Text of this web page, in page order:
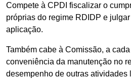
Compete à CPDI fiscalizar o
próprias do regime RDIDP e
aplicação.
Também cabe à Comissão, a
conveniência da manutenção no
desempenho de outras atividades